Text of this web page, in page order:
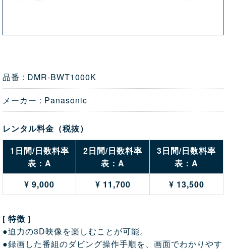
品番 : DMR-BWT1000K
メーカー : Panasonic
レンタル料金（税抜）
1日間/日数料率
表：A
2日間/日数料率
表：A
3日間/日数料率
表：A
¥ 9,000
¥ 11,700 ¥ 13,500
[ 特徴 ]
●迫力の3D映像を楽しむことが可能。
●録画した番組のダビング操作手順を、画面でわかりやす